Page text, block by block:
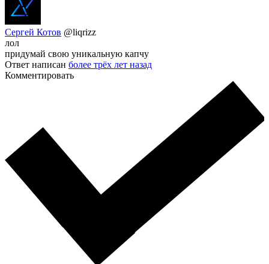
Сергей Котов @liqrizz
лол
придумай свою уникальную капчу
Ответ написан более трёх лет назад
Комментировать